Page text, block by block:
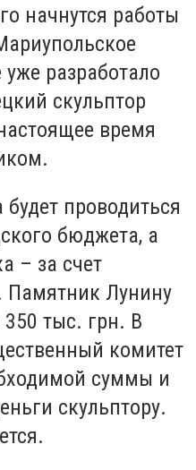
начнутся работы
уже разработало
скульптор
время
будет проводиться
бюджета, а
– за счет
Памятник Лунину
350 тыс. грн. В
комитет
суммы и
скульптору.